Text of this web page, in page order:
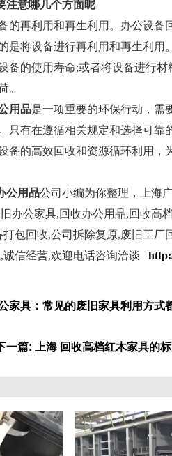
注意哪几个方面呢
再利用和再生利用。办公设备
是将设备进行再利用和再生利用
备的使用寿命;或者将设备进行
。
用品是一项重要的环保行动，需
只有在遵循相关规定和选择可靠
备的高效回收和资源循环利用，
公用品公司小编为你整理，上海
办公家具,回收办公用品,回收高
包回收,公司拆除复原,废旧工厂
信经营,欢迎电话咨询洽谈
家具：常见的废旧家具利用方式
一篇: 上海 回收高档红木家具的